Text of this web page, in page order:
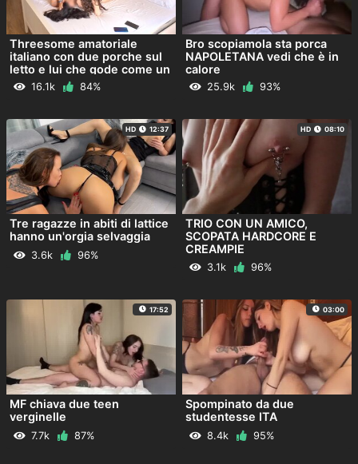
Threesome amatoriale
italiano con due porche sul
letto e lui che gode come un
re
16.1k 84%
Bro scopiamola sta porca
NAPOLETANA vedi che è in
calore
25.9k 93%
HD 12:37
Tre ragazze in abiti di lattice
hanno un'orgia selvaggia
3.6k 96%
HD 08:10
TRIO CON UN AMICO,
SCOPATA HARDCORE E
CREAMPIE
3.1k 96%
17:52
MF chiava due teen
verginelle
7.7k 87%
03:00
Spompinato da due
studentesse ITA
8.4k 95%